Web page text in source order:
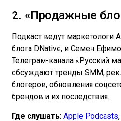
2. «Продажные
Подкаст ведут маркетологи
блога DNative, и Семен
Телеграм-канала «Русский
обсуждают тренды SMM,
блогеров, обновления
брендов и их последствия.
Где слушать: Apple Podcasts